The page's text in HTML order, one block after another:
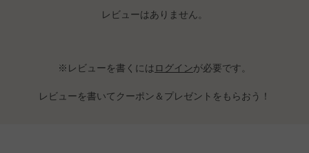
レビューはありません。
※レビューを書くには ログインが必要です。
レビューを書いてクーポン＆プレゼントをもらおう！